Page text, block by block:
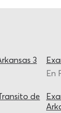
3
En
de